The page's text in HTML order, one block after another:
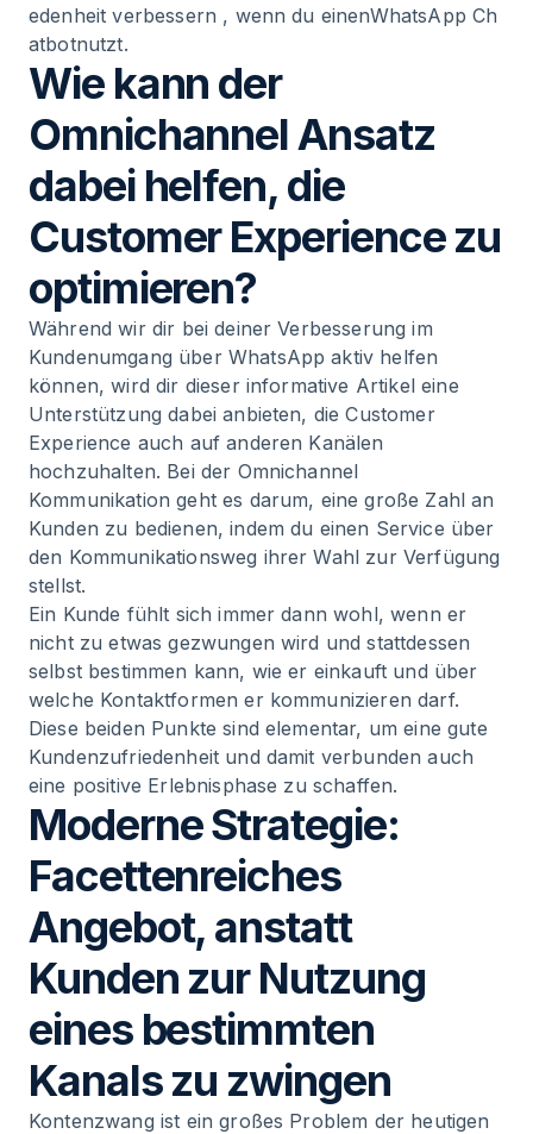
edenheit verbessern , wenn du einenWhatsApp Ch
atbotnutzt.
Wie kann der
Omnichannel Ansatz
dabei helfen, die
Customer Experience zu
optimieren?
Während wir dir bei deiner Verbesserung im
Kundenumgang über WhatsApp aktiv helfen
können, wird dir dieser informative Artikel eine
Unterstützung dabei anbieten, die Customer
Experience auch auf anderen Kanälen
hochzuhalten. Bei der Omnichannel
Kommunikation geht es darum, eine große Zahl an
Kunden zu bedienen, indem du einen Service über
den Kommunikationsweg ihrer Wahl zur Verfügung
stellst.
Ein Kunde fühlt sich immer dann wohl, wenn er
nicht zu etwas gezwungen wird und stattdessen
selbst bestimmen kann, wie er einkauft und über
welche Kontaktformen er kommunizieren darf.
Diese beiden Punkte sind elementar, um eine gute
Kundenzufriedenheit und damit verbunden auch
eine positive Erlebnisphase zu schaffen.
Moderne Strategie:
Facettenreiches
Angebot, anstatt
Kunden zur Nutzung
eines bestimmten
Kanals zu zwingen
Kontenzwang ist ein großes Problem der heutigen